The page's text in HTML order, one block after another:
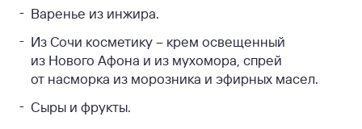
Варенье из инжира.
Из Сочи косметику – крем освещенный
из Нового Афона и из мухомора, спрей
от насморка из морозника и эфирных масел.
Сыры и фрукты.